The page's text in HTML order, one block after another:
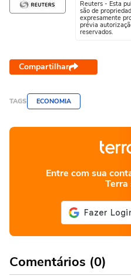
Reuters - Esta
são de
expresamente
prévia
reservados.
Compartilhar
TAGS ECONOMIA
Entre com sua
Terra
Comentários (0)